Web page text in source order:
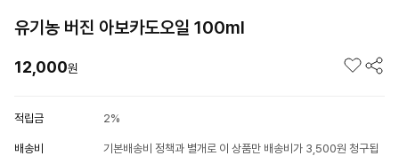
유기농 버진 아보카도오일 100ml
12,000원
적립금 2%
배송비
기본배송비 정책과 별개로 이 상품만 배송비가 3,500원 청구됩